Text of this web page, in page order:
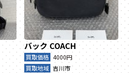
バック COACH
買取価格 4000円
買取地域 吉川市